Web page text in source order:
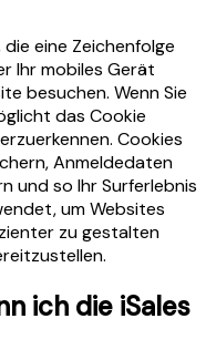
eine Zeichenfolge
Ihr mobiles Gerät
besuchen. Wenn Sie
das Cookie
Cookies
Anmeldedaten
und so Ihr Surferlebnis
um Websites
zu gestalten
ich die iSales